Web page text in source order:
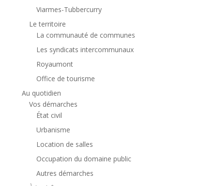
Viarmes-Tubbercurry
Le territoire
La communauté de communes
Les syndicats intercommunaux
Royaumont
Office de tourisme
Au quotidien
Vos démarches
État civil
Urbanisme
Location de salles
Occupation du domaine public
Autres démarches